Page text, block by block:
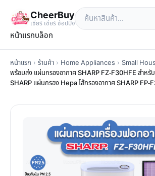
CheerBuy
เซียร์ เซียร์ ช้อปปิ้ง
หน้าแรกบล็อก
หน้าแรก › ร้านค้า › Home Appliances › Small
พร้อมส่ง แผ่นกรองอากาศ SHARP FZ-F30HFE สำหรั
SHARP แผ่นกรอง Hepa ไส้กรองอากาศ SHARP FP-